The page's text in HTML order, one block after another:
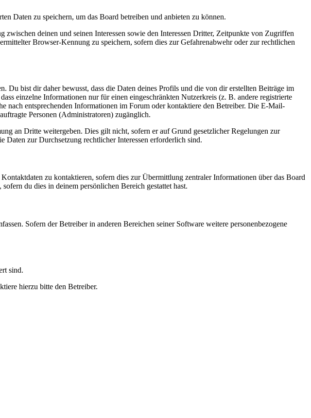
Daten zu speichern, um das Board betreiben und anbieten zu können.
zwischen deinen und seinen Interessen sowie den Interessen Dritter, Zeitpunkte von Zugriffen
Browser-Kennung zu speichern, sofern dies zur Gefahrenabwehr oder zur rechtlichen
Du bist dir daher bewusst, dass die Daten deines Profils und die von dir erstellten Beiträge im
einzelne Informationen nur für einen eingeschränkten Nutzerkreis (z. B. andere registrierte
nach entsprechenden Informationen im Forum oder kontaktiere den Betreiber. Die E-Mail-
Personen (Administratoren) zugänglich.
an Dritte weitergeben. Dies gilt nicht, sofern er auf Grund gesetzlicher Regelungen zur
Daten zur Durchsetzung rechtlicher Interessen erforderlich sind.
zu kontaktieren, sofern dies zur Übermittlung zentraler Informationen über das Board
du dies in deinem persönlichen Bereich gestattet hast.
Sofern der Betreiber in anderen Bereichen seiner Software weitere personenbezogene
sind.
hierzu bitte den Betreiber.